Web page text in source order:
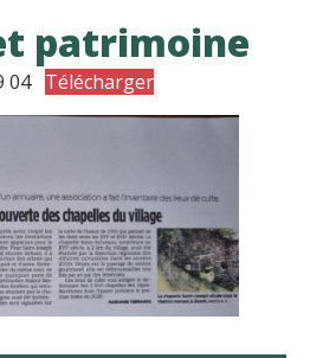
patrimoine
04 Télécharger